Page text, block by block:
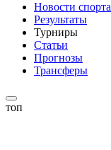
Новости спорта
Результаты
Турниры
Статьи
Прогнозы
Трансферы
топ